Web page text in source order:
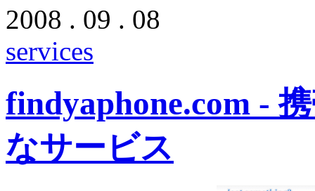
2008 . 09 . 08
services
findyaphone.com -
なサービス